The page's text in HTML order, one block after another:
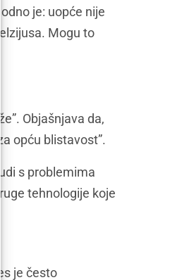
je: uopće nije
Mogu to
Objašnjava da,
opću blistavost”.
s problemima
tehnologije koje
je često